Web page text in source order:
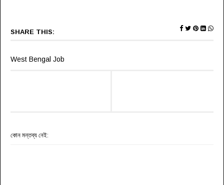
SHARE THIS:
West Bengal Job
কোন মন্তব্য নেই: